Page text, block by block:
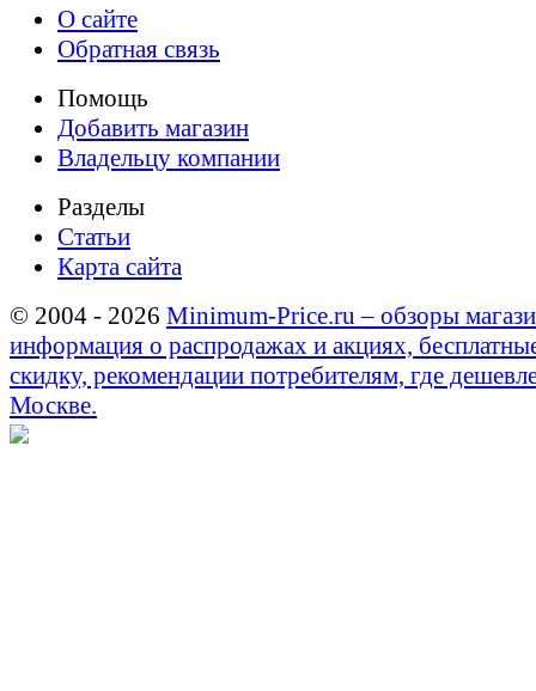
О сайте
Обратная связь
Помощь
Добавить магазин
Владельцу компании
Разделы
Статьи
Карта сайта
© 2004 - 2026 Minimum-Price.ru – обзоры
информация о распродажах и акциях,
скидку, рекомендации потребителям, где
Москве.